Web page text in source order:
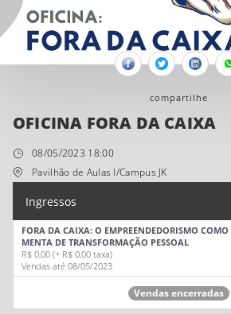
FacebookTwitter
compartilhe
OFICINA FORA DA CAIXA
08/05/2023 18:00
Pavilhão de Aulas I/Campus JK
Ingressos
FORA DA CAIXA: O EMPREENDEDORISMO COMO
MENTA DE TRANSFORMAÇÃO PESSOAL
R$ 0,00 (+ R$ 0,00 taxa)
Vendas até 08/05/2023
Vendas encerradas